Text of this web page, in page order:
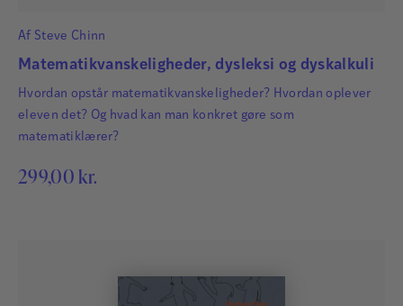
Af Steve Chinn
Matematikvanskeligheder, dysleksi og dyskalkuli
Hvordan opstår matematikvanskeligheder? Hvordan oplever
eleven det? Og hvad kan man konkret gøre som
matematiklærer?
299,00 kr.